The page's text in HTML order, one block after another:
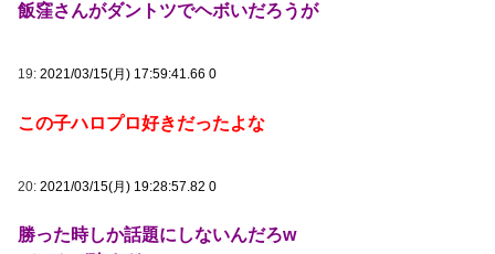
飯窪さんがダントツでヘボいだろうが
19: 2021/03/15(月) 17:59:41.66 0
この子ハロプロ好きだったよな
20: 2021/03/15(月) 19:28:57.82 0
勝った時しか話題にしないんだろw